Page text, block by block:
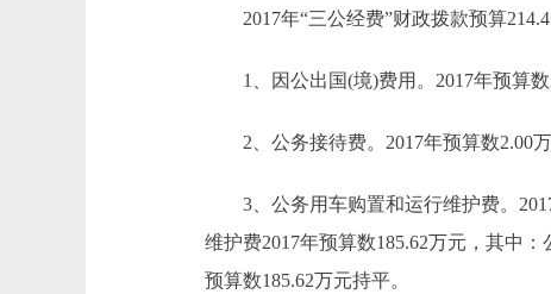
2017年“三公经费”财政拨款预算
1、因公出国(境)费用。2017年预算数
2、公务接待费。2017年预算数2.00万
3、公务用车购置和运行维护费。2017
维护费2017年预算数185.62万元，其中
预算数185.62万元持平。